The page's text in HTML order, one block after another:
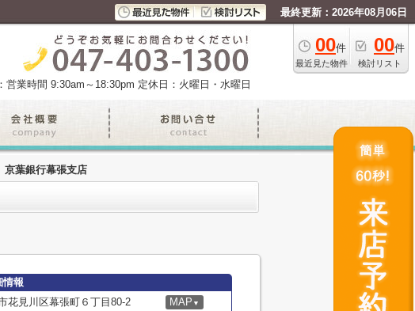
最終更新：2026年08月06日
00件
最近見た物件
00件
検討リスト
営業時間 9:30am～18:30pm 定休日：火曜日・水曜日
京葉銀行幕張支店
情報
花見川区幕張町６丁目80-2 MAP ▼